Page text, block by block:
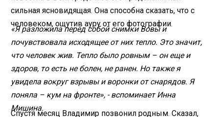
сильная ясновидящая. Она способна сказать, что с
человеком, ощутив ауру от его фотографии.
«Я разложила перед собой снимки Вовы и
почувствовала исходящее от них тепло. Это значит,
что человек жив. Тепло было ровным – он еще и
здоров, то есть не болен, не ранен. Но также я
увидела вокруг взрывы и воронки от снарядов. Я
поняла – кум на фронте», - вспоминает Инна
Мишина.
Спустя месяц Владимир позвонил родным. Сказал,